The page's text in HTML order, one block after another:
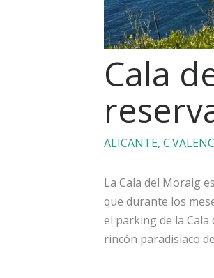
Cala
ALICANTE,
La Cala del Moraig
que durante los
el parking de la
rincón paradisíaco